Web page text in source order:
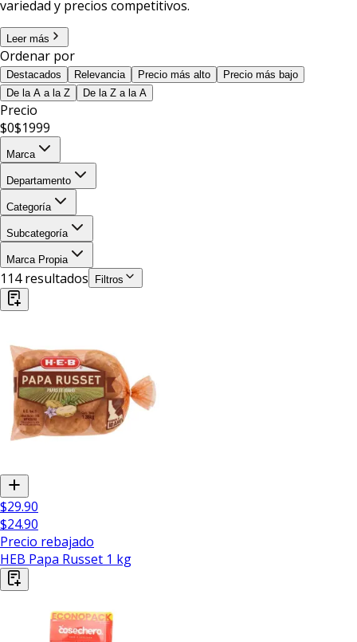
variedad y precios competitivos.
Leer más
Ordenar por
Destacados Relevancia Precio más alto
Precio más bajo
De la A a la Z
De la Z a la A
Precio
$0$1999
Marca
Departamento
Categoría
Subcategoría
Marca Propia
114resultados Filtros
$29.90
$24.90
Precio rebajado
HEB Papa Russet 1 kg